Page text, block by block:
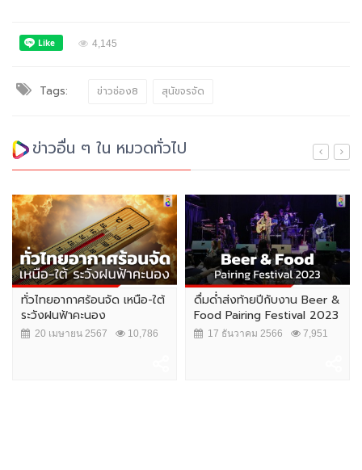
4,145
Tags: ข่าวช่อง8 สุนัขจรจัด
ข่าวอื่น ๆ ใน หมวดทั่วไป
ทั่วไทยอากาศร้อนจัด เหนือ-ใต้
ระวังฝนฟ้าคะนอง
20 เมษายน 2567 10,786
ดื่มด่ำส่งท้ายปีกับงาน Beer &
Food Pairing Festival 2023
17 ธันวาคม 2566 7,951